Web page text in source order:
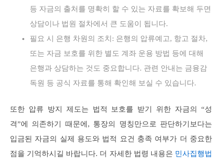
등 자금의 출처를 명확히 할 수 있는 자료를 확보해 두면
상담이나 법원 절차에서 큰 도움이 됩니다.
필요 시 은행 차원의 조치: 은행의 압류예고, 항고 절차,
또는 자금 보호를 위한 별도 계좌 운용 방법 등에 대해
은행과 상담하는 것도 중요합니다. 관련 안내는 금융감
독원 등 공식 자료를 통해 확인해 보실 수 있습니다.
또한 압류 방지 제도는 법적 보호를 받기 위한 자금의 “성
격”에 의존하기 때문에, 통장의 명칭만으로 판단하기보다는
입금된 자금의 실제 용도와 법적 요건 충족 여부가 더 중요한
점을 기억하시길 바랍니다. 더 자세한 법령 내용은 민사집행법